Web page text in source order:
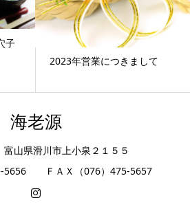
子
2023年営業につきまして
海老源
山県滑川市上小泉２１５５
5656 ＦＡＸ（076）475-5657